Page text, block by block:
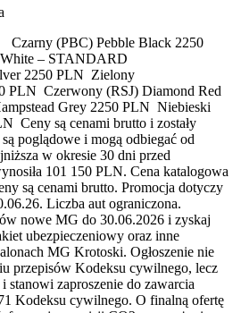
(PBC) Pebble Black 2250
– STANDARD
2250 PLN Zielony
PLN Czerwony (RSJ) Diamond Red
Grey 2250 PLN Niebieski
Ceny są cenami brutto i zostały
poglądowe i mogą odbiegać od
w okresie 30 dni przed
101 150 PLN. Cena katalogowa
są cenami brutto. Promocja dotyczy
Liczba aut ograniczona.
nowe MG do 30.06.2026 i zyskaj
ubezpieczeniowy oraz inne
MG Krotoski. Ogłoszenie nie
przepisów Kodeksu cywilnego, lecz
stanowi zaproszenie do zawarcia
Kodeksu cywilnego. O finalną ofertę